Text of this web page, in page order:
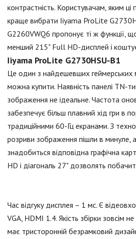
контрастність. Користувачам, яким ці
краще вибрати Iiyama ProLite
G2260VWQ6 пропонує ті ж функції,
менший 215" Full HD-дисплей і
Iiyama ProLite G2730HSU-В1
Це один з найдешевших геймерських
можна купити. Наявність панелі TN-
зображення не ідеальне. Частота
забезпечує більш плавний хід гри в
традиційними 60-Гц екранами. З
розриви зображення пішли в минуле,
знадобиться відповідна графічна
HD і діагональ 27" дозволять
Час відгуку дисплея – 1 мс. Є
VGA, HDMI 1.4. Якість збірки зовсім
має тристоронній безрамковий